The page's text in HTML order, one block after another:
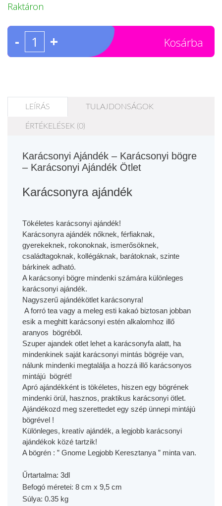
Raktáron
- + Kosárba
LEÍRÁS TULAJDONSÁGOK
ÉRTÉKELÉSEK (0)
Karácsonyi Ajándék – Karácsonyi bögre
– Karácsonyi Ajándék Ötlet
Karácsonyra ajándék
Tökéletes karácsonyi ajándék!
Karácsonyra ajándék nőknek, férfiaknak,
gyerekeknek, rokonoknak, ismerősöknek,
családtagoknak, kollégáknak, barátoknak, szinte
bárkinek adható.
A karácsonyi bögre mindenki számára különleges
karácsonyi ajándék.
Nagyszerű ajándékötlet karácsonyra!
A forró tea vagy a meleg esti kakaó biztosan jobban
esik a meghitt karácsonyi estén alkalomhoz illő
aranyos bögréből.
Szuper ajandek otlet lehet a karácsonyfaalatt, ha
mindenkinek saját karácsonyi mintás bögréje van,
nálunk mindenki megtalálja a hozzá illő karácsonyos
mintájú bögrét!
Apró ajándékként is tökéletes, hiszen egy bögrének
mindenki örül, hasznos, praktikus karácsonyi ötlet.
Ajándékozd meg szerettedet egy szép ünnepi mintájú
bögrével !
Különleges, kreatív ajándék, a legjobb karácsonyi
ajándékok közé tartzik!
A bögrén : ” Gnome Legjobb Keresztanya ” minta van.
Űrtartalma: 3dl
Befogó méretei: 8 cm x 9,5 cm
Súlya: 0.35 kg